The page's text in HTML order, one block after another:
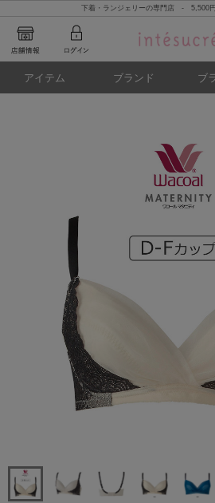
下着・ランジェリーの専門店 - 5,500
アイテム ブランド ブ